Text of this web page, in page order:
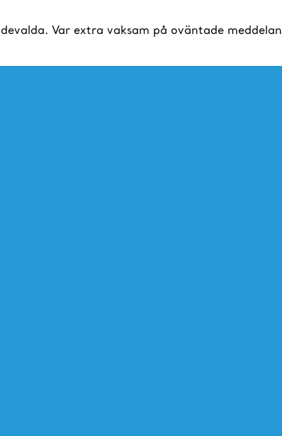
Var extra vaksam på oväntade